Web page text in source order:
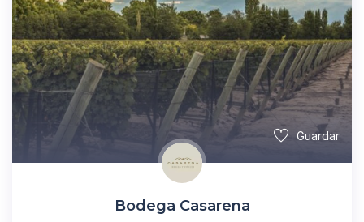
Guardar
Bodega Casarena